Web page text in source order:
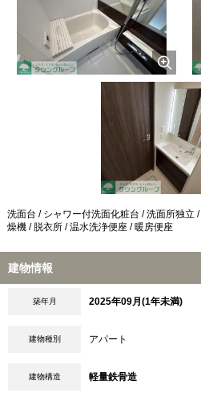
洗面台 / シャワー付洗面化粧台 / 洗面所独立
燥機 / 脱衣所 / 温水洗浄便座 / 暖房便座
建物情報
築年月 2025年09月(1年未満)
建物種別 アパート
建物構造 軽量鉄骨造